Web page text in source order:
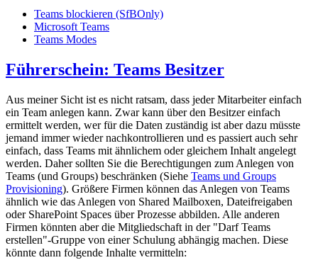
Teams blockieren (SfBOnly)
Microsoft Teams
Teams Modes
Führerschein: Teams Besitzer
Aus meiner Sicht ist es nicht ratsam, dass jeder Mitarbeiter einfach
ein Team anlegen kann. Zwar kann über den Besitzer einfach
ermittelt werden, wer für die Daten zuständig ist aber dazu müsste
jemand immer wieder nachkontrollieren und es passiert auch sehr
einfach, dass Teams mit ähnlichem oder gleichem Inhalt angelegt
werden. Daher sollten Sie die Berechtigungen zum Anlegen von
Teams (und Groups) beschränken (Siehe Teams und Groups
Provisioning). Größere Firmen können das Anlegen von Teams
ähnlich wie das Anlegen von Shared Mailboxen, Dateifreigaben
oder SharePoint Spaces über Prozesse abbilden. Alle anderen
Firmen könnten aber die Mitgliedschaft in der "Darf Teams
erstellen"-Gruppe von einer Schulung abhängig machen. Diese
könnte dann folgende Inhalte vermitteln: